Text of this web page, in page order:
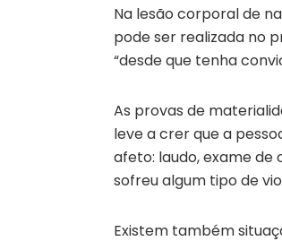
Na lesão corporal de
pode ser realizada no
“desde que tenha
As provas de
leve a crer que a
afeto: laudo, exame de
sofreu algum tipo de
Existem também